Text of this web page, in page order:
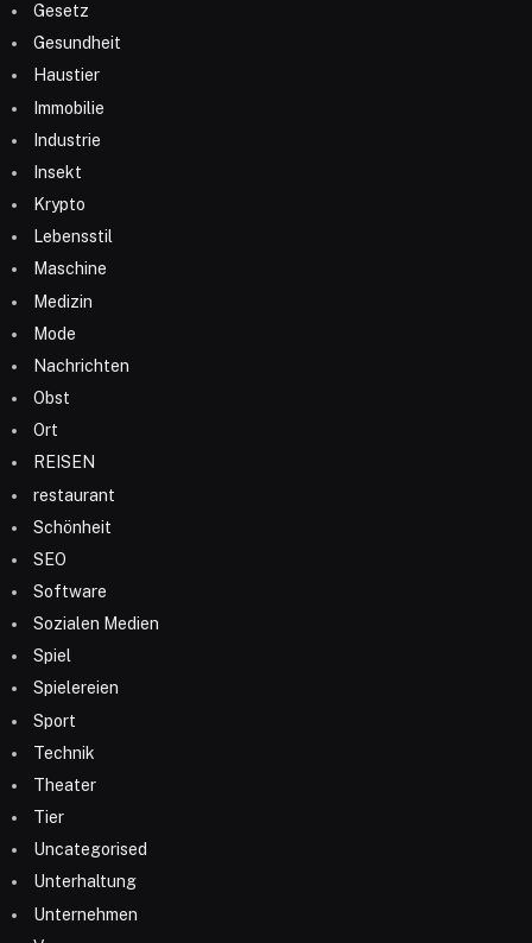
Gesetz
Gesundheit
Haustier
Immobilie
Industrie
Insekt
Krypto
Lebensstil
Maschine
Medizin
Mode
Nachrichten
Obst
Ort
REISEN
restaurant
Schönheit
SEO
Software
Sozialen Medien
Spiel
Spielereien
Sport
Technik
Theater
Tier
Uncategorised
Unterhaltung
Unternehmen